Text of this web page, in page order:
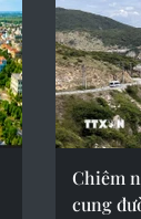
Chiêm
cung